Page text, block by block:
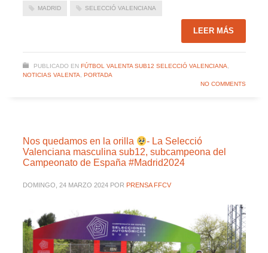
MADRID SELECCIÓ VALENCIANA
LEER MÁS
PUBLICADO EN FÚTBOL VALENTA SUB12 SELECCIÓ VALENCIANA
NOTICIAS VALENTA
PORTADA
NO COMMENTS
Nos quedamos en la orilla
- La Selecció
Valenciana masculina sub12, subcampeona del
Campeonato de España #Madrid2024
DOMINGO, 24 MARZO 2024 POR PRENSA FFCV